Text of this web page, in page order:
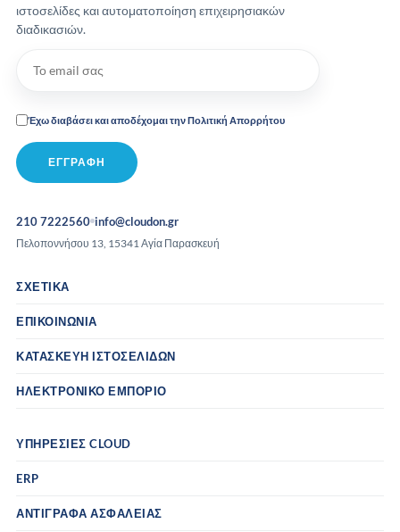
ιστοσελίδες και αυτοματοποίηση επιχειρησιακών
διαδικασιών.
Έχω διαβάσει και αποδέχομαι την Πολιτική Απορρήτου
210 7222560 info@cloudon.gr
Πελοποννήσου 13, 15341 Αγία Παρασκευή
ΣΧΕΤΙΚΆ
ΕΠΙΚΟΙΝΩΝΊΑ
ΚΑΤΑΣΚΕΥΉ ΙΣΤΟΣΕΛΊΔΩΝ
ΗΛΕΚΤΡΟΝΙΚΌ ΕΜΠΌΡΙΟ
ΥΠΗΡΕΣΊΕΣ CLOUD
ERP
ΑΝΤΊΓΡΑΦΑ ΑΣΦΑΛΕΊΑΣ